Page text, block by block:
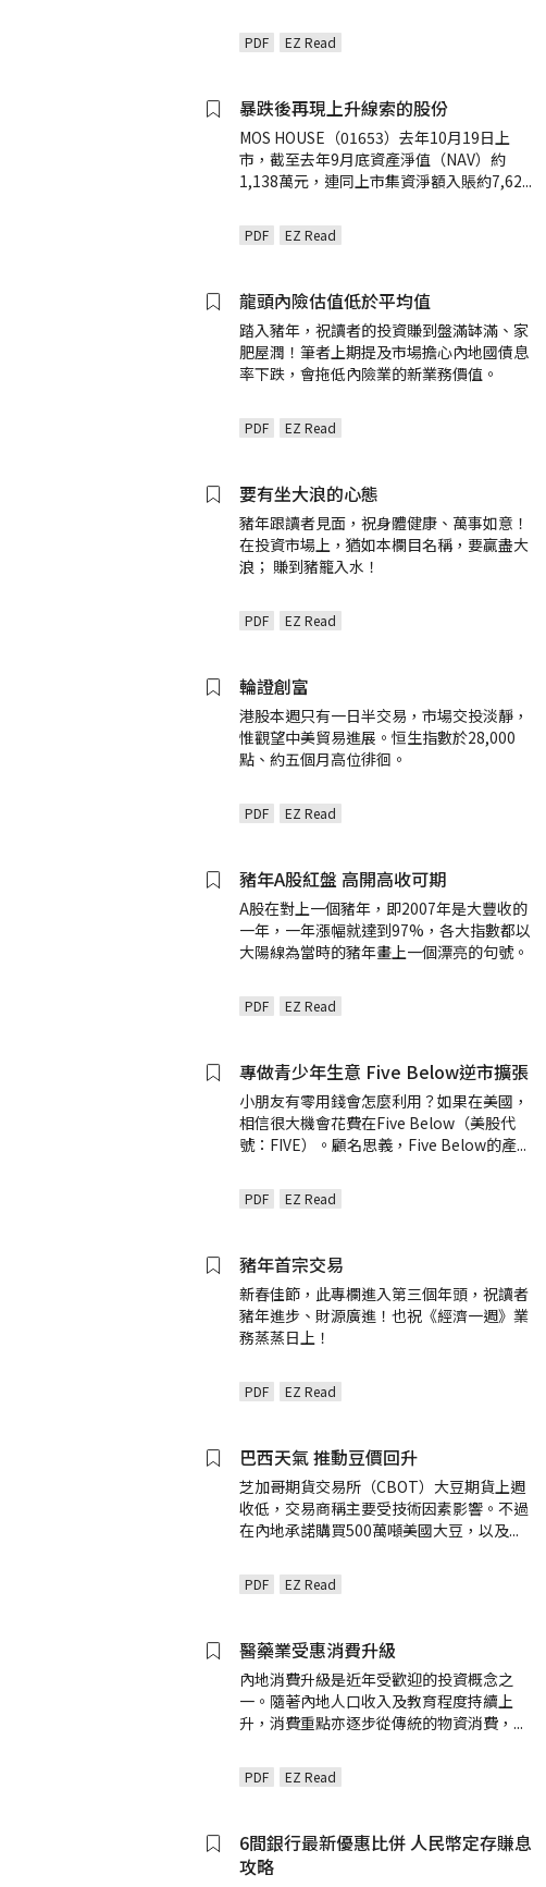
PDF EZ Read
暴跌後再現上升線索的股份
MOS HOUSE（01653）去年10月19日上
市，截至去年9月底資產淨值（NAV）約
1,138萬元，連同上市集資淨額入賬約7,62...
PDF EZ Read
龍頭內險估值低於平均值
踏入豬年，祝讀者的投資賺到盤滿缽滿、家
肥屋潤！筆者上期提及市場擔心內地國債息
率下跌，會拖低內險業的新業務價值。
PDF EZ Read
要有坐大浪的心態
豬年跟讀者見面，祝身體健康、萬事如意！
在投資市場上，猶如本欄目名稱，要贏盡大
浪； 賺到豬籠入水！
PDF EZ Read
輪證創富
港股本週只有一日半交易，市場交投淡靜，
惟觀望中美貿易進展。恒生指數於28,000
點、約五個月高位徘徊。
PDF EZ Read
豬年A股紅盤 高開高收可期
A股在對上一個豬年，即2007年是大豐收的
一年，一年漲幅就達到97%，各大指數都以
大陽線為當時的豬年畫上一個漂亮的句號。
PDF EZ Read
專做青少年生意 Five Below逆市擴張
小朋友有零用錢會怎麼利用？如果在美國，
相信很大機會花費在Five Below（美股代
號：FIVE）。顧名思義，Five Below的產...
PDF EZ Read
豬年首宗交易
新春佳節，此專欄進入第三個年頭，祝讀者
豬年進步、財源廣進！也祝《經濟一週》業
務蒸蒸日上！
PDF EZ Read
巴西天氣 推動豆價回升
芝加哥期貨交易所（CBOT）大豆期貨上週
收低，交易商稱主要受技術因素影響。不過
在內地承諾購買500萬噸美國大豆，以及...
PDF EZ Read
醫藥業受惠消費升級
內地消費升級是近年受歡迎的投資概念之
一。隨著內地人口收入及教育程度持續上
升，消費重點亦逐步從傳統的物資消費， ...
PDF EZ Read
6間銀行最新優惠比併 人民幣定存賺息
攻略